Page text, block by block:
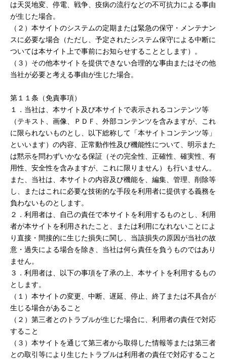
は天災地変、停電、戦争、疫病の流行などの不可抗力による事由
が生じた場合。
（２）本サイトのシステムの定期または緊急の保守・メンテナン
スに必要な場合（ただし、予定されたシステム保守による中断に
ついては本サイト上で事前にお知らせすることとします）。
（３）その他本サイトを提供できない合理的な事由またはその他
当社が必要と考える事由が生じた場合。
第１１条（免責事項）
１．当社は、本サイト及び本サイトで表示されるコンテンツ等
（テキスト、画像、ＰＤＦ、外部コンテンツを含みますが、これ
に限られないものとし、以下総称して「本サイトコンテンツ等」
といいます）の内容、正常動作性及び機能性について、明示また
は黙示を問わずいかなる保証（その完全性、正確性、確実性、有
用性、安全性を含みますが、これに限りません）も行いません。
また、当社は、本サイトの内容及び機能を、編集、管理、削除等
し、またはこれに必要な技術的な手段を利用者に提供する義務を
負わないものとします。
２．利用者は、自己の責任で本サイトを利用するものとし、利用
者が本サイトを利用されたこと、または利用になれないことによ
り直接・間接的に生じた損失に関し、当該損失の原因が当社の故
意・過失による場合を除き、当社は何ら責任を負うものではあり
ません。
３．利用者は、以下の事項を了承の上、本サイトを利用するもの
とします。
（１）本サイトの変更、中断、遅延、停止、終了または不具合が
生じる場合があること
（２）第三者とのトラブルが生じた場合に、利用者の責任で対応
すること
（３）本サイトを通じて第三者から取得した情報等または第三者
との取引等により生じたトラブルは利用者の責任で対応すること